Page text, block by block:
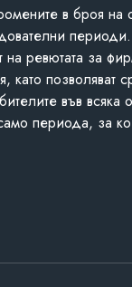
в броя на
ревютата за
като позволяват
във всяка
периода, за